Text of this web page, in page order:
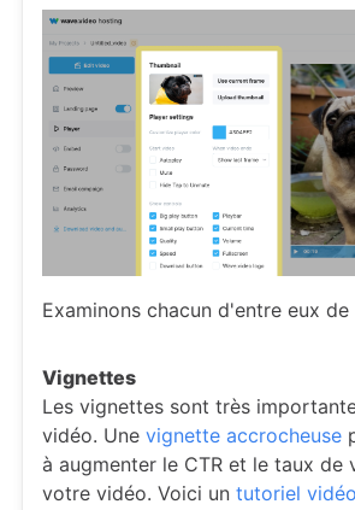
Examinons chacun d'entre eux de
Vignettes
Les vignettes sont très
vidéo. Une vignette accrocheuse
à augmenter le CTR et le taux de
votre vidéo. Voici un tutoriel vidéo